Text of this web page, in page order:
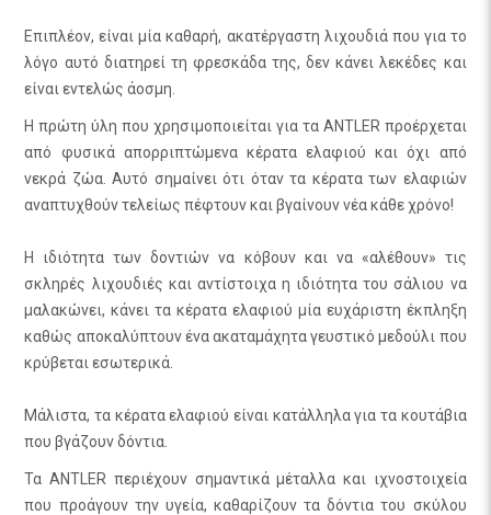
Επιπλέον, είναι μία καθαρή, ακατέργαστη λιχουδιά που για το
λόγο αυτό διατηρεί τη φρεσκάδα της, δεν κάνει λεκέδες και
είναι εντελώς άοσμη.
Η πρώτη ύλη που χρησιμοποιείται για τα ANTLER προέρχεται
από φυσικά απορριπτώμενα κέρατα ελαφιού και όχι από
νεκρά ζώα. Αυτό σημαίνει ότι όταν τα κέρατα των ελαφιών
αναπτυχθούν τελείως πέφτουν και βγαίνουν νέα κάθε χρόνο!
Η ιδιότητα των δοντιών να κόβουν και να «αλέθουν» τις
σκληρές λιχουδιές και αντίστοιχα η ιδιότητα του σάλιου να
μαλακώνει, κάνει τα κέρατα ελαφιού μία ευχάριστη έκπληξη
καθώς αποκαλύπτουν ένα ακαταμάχητα γευστικό μεδούλι που
κρύβεται εσωτερικά.
Μάλιστα, τα κέρατα ελαφιού είναι κατάλληλα για τα κουτάβια
που βγάζουν δόντια.
Τα ANTLER περιέχουν σημαντικά μέταλλα και ιχνοστοιχεία
που προάγουν την υγεία, καθαρίζουν τα δόντια του σκύλου